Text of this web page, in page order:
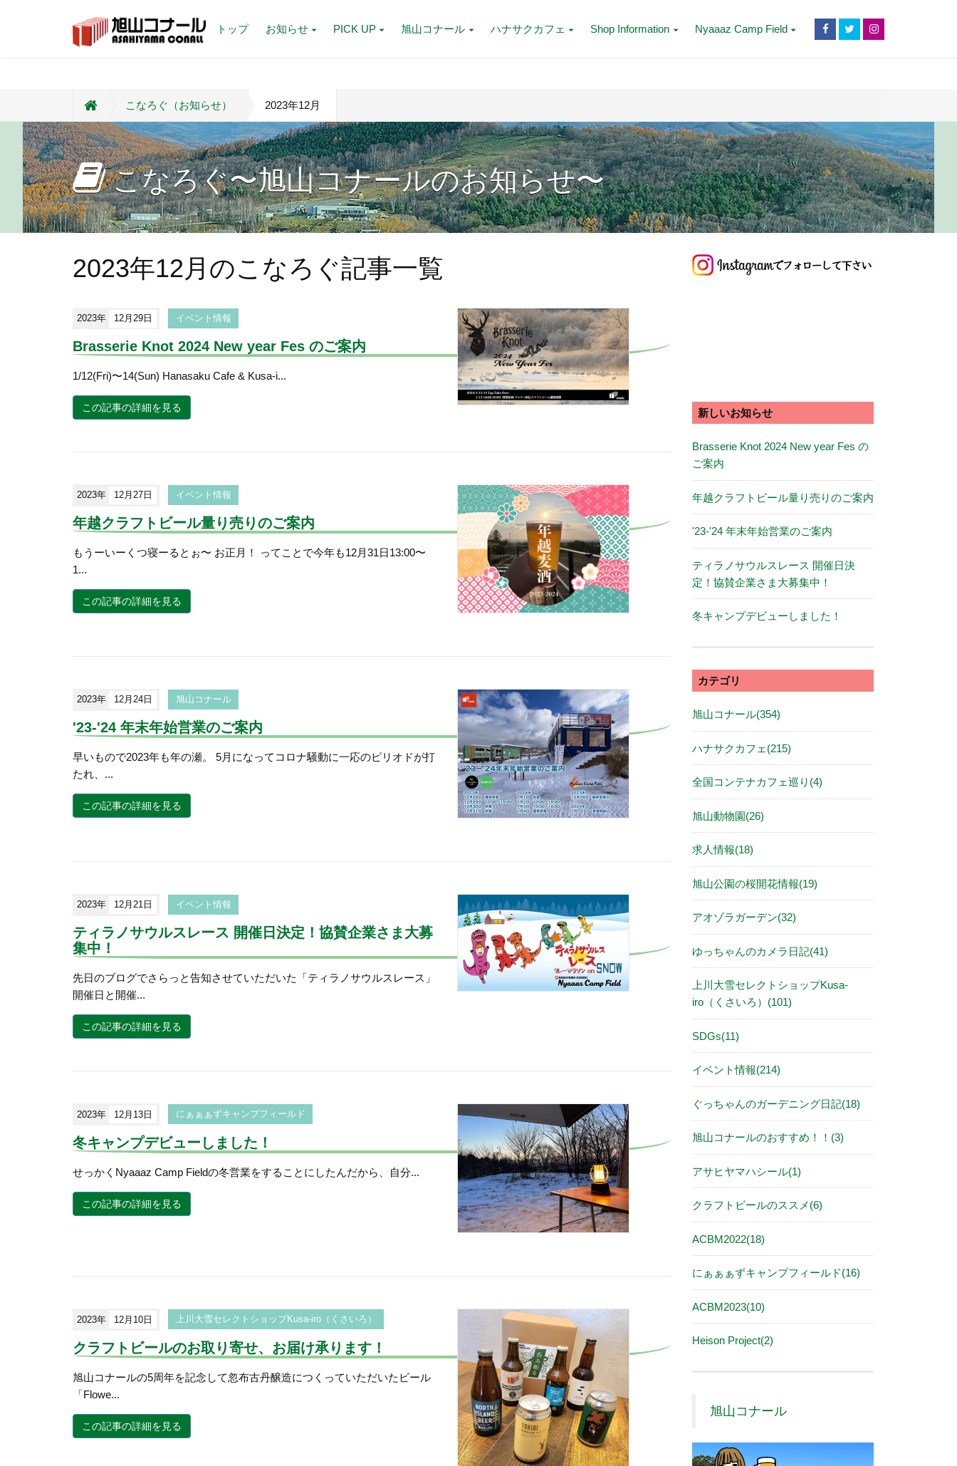
トップ お知らせ PICK UP 旭山コナール ハナサクカフェ Shop Information Nyaaaz Camp Field
こなろぐ（お知らせ） 2023年12月
こなろぐ〜旭山コナールのお知らせ〜
2023年12月のこなろぐ記事一覧
2023年 12月29日 イベント情報
Brasserie Knot 2024 New year Fes のご案内
1/12(Fri)〜14(Sun) Hanasaku Cafe & Kusa-i...
この記事の詳細を見る
2023年 12月27日 イベント情報
年越クラフトビール量り売りのご案内
もうーいーくつ寝ーるとぉ〜 お正月！ ってことで今年も12月31日13:00〜
1...
この記事の詳細を見る
2023年 12月24日 旭山コナール
'23-'24 年末年始営業のご案内
早いもので2023年も年の瀬。 5月になってコロナ騒動に一応のピリオドが打
たれ、...
この記事の詳細を見る
2023年 12月21日 イベント情報
ティラノサウルスレース 開催日決定！協賛企業さま大募
集中！
先日のブログでさらっと告知させていただいた「ティラノサウルスレース」
開催日と開催...
この記事の詳細を見る
2023年 12月13日 にぁぁぁずキャンプフィールド
冬キャンプデビューしました！
せっかくNyaaaz Camp Fieldの冬営業をすることにしたんだから、自分...
この記事の詳細を見る
2023年 12月10日 上川大雪セレクトショップKusa-iro（くさいろ）
クラフトビールのお取り寄せ、お届け承ります！
旭山コナールの5周年を記念して忽布古丹醸造につくっていただいたビール
「Flowe...
この記事の詳細を見る
新しいお知らせ
Brasserie Knot 2024 New year Fes の
ご案内
年越クラフトビール量り売りのご案内
'23-'24 年末年始営業のご案内
ティラノサウルスレース 開催日決
定！協賛企業さま大募集中！
冬キャンプデビューしました！
カテゴリ
旭山コナール(354)
ハナサクカフェ(215)
全国コンテナカフェ巡り(4)
旭山動物園(26)
求人情報(18)
旭山公園の桜開花情報(19)
アオゾラガーデン(32)
ゆっちゃんのカメラ日記(41)
上川大雪セレクトショップKusa-
iro（くさいろ）(101)
SDGs(11)
イベント情報(214)
ぐっちゃんのガーデニング日記(18)
旭山コナールのおすすめ！！(3)
アサヒヤマハシール(1)
クラフトビールのススメ(6)
ACBM2022(18)
にぁぁぁずキャンプフィールド(16)
ACBM2023(10)
Heison Project(2)
旭山コナール